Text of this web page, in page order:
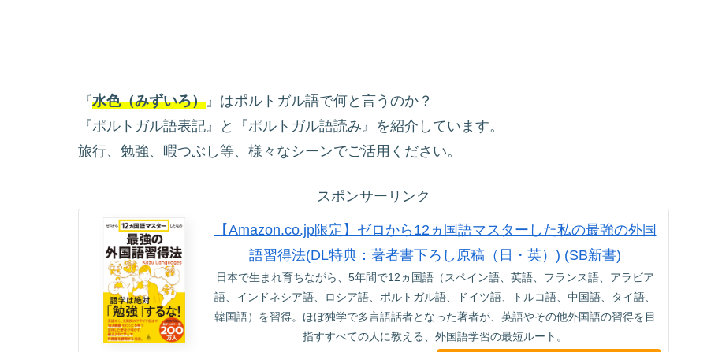
『水色（みずいろ） 』はポルトガル語で何と言うのか？
『ポルトガル語表記』と『ポルトガル語読み』を紹介しています。
旅行、勉強、暇つぶし等、様々なシーンでご活用ください。
スポンサーリンク
【Amazon.co.jp限定】ゼロから12ヵ国語マスターした私の最強の外国
語習得法(DL特典：著者書下ろし原稿（日・英）) (SB新書)
日本で生まれ育ちながら、5年間で12ヵ国語（スペイン語、英語、フランス語、アラビア
語、インドネシア語、ロシア語、ポルトガル語、ドイツ語、トルコ語、中国語、タイ語、
韓国語）を習得。ほぼ独学で多言語話者となった著者が、英語やその他外国語の習得を目
指すすべての人に教える、外国語学習の最短ルート。